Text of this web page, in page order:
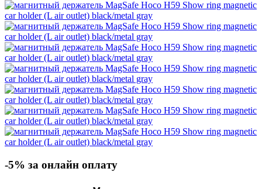
-5% за онлайн оплату